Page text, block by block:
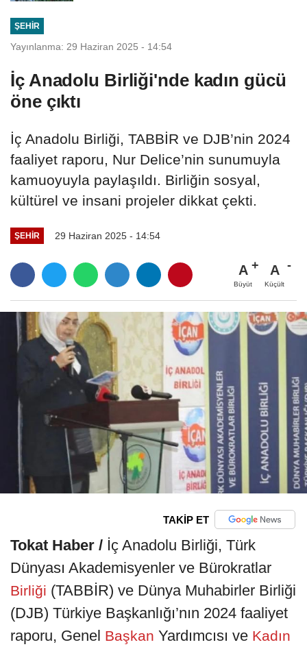
ŞEHIR
Yayınlanma: 29 Haziran 2025 - 14:54
İç Anadolu Birliği'nde kadın gücü
öne çıktı
İç Anadolu Birliği, TABBİR ve DJB’nin 2024
faaliyet raporu, Nur Delice’nin sunumuyla
kamuoyuyla paylaşıldı. Birliğin sosyal,
kültürel ve insani projeler dikkat çekti.
ŞEHIR 29 Haziran 2025 - 14:54
A
Büyüt
A
Küçült
TAKİP ET
Tokat Haber / İç Anadolu Birliği, Türk
Dünyası Akademisyenler ve Bürokratlar
Birliği (TABBİR) ve Dünya Muhabirler Birliği
(DJB) Türkiye Başkanlığı’nın 2024 faaliyet
raporu, Genel Başkan Yardımcısı ve Kadın